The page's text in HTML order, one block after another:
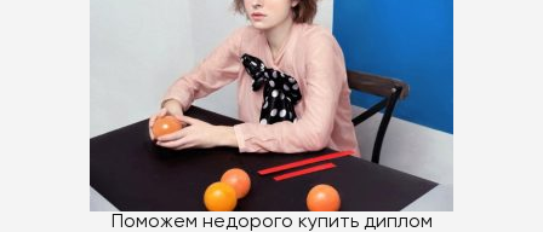
Поможем недорого купить диплом